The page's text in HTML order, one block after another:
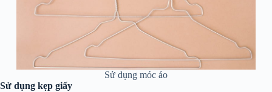
Sử dụng móc áo
Sử dụng kẹp giấy